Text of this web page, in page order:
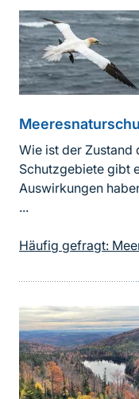
Wie ist der Zustand
Schutzgebiete gibt
Auswirkungen
...
Häufig gefragt: